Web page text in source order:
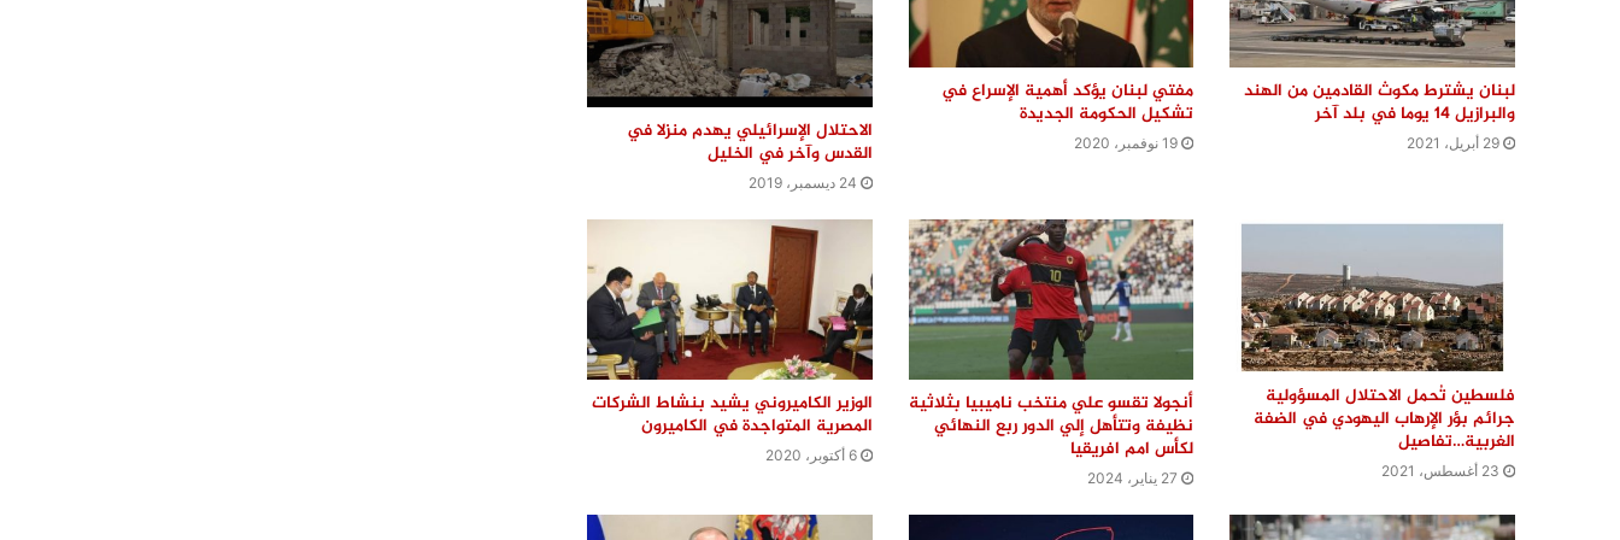
رئيس هيئة الدواء المصرية ووزيرة الصحة
الأوغندية يبحثان آفاق التعاون
لبنان يشترط مكوث القادمين من الهند
والبرازيل 14 يوما في بلد آخر
29 أبريل، 2021
مفتي لبنان يؤكد أهمية الإسراع في
تشكيل الحكومة الجديدة
19 نوفمبر، 2020
الاحتلال الإسرائيلي يهدم منزلا في
القدس وآخر في الخليل
24 ديسمبر، 2019
فلسطين تُحمل الاحتلال المسؤولية
جرائم بؤر الإرهاب اليهودي في الضفة
الغربية…تفاصيل
23 أغسطس، 2021
أنجولا تقسو علي منتخب ناميبيا بثلاثية
نظيفة وتتأهل إلي الدور ربع النهائي
لكأس امم افريقيا
27 يناير، 2024
الوزير الكاميروني يشيد بنشاط الشركات
المصرية المتواجدة في الكاميرون
6 أكتوبر، 2020